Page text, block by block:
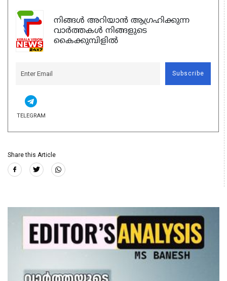
നിങ്ങൾ അറിയാൻ ആഗ്രഹിക്കുന്ന
വാർത്തകൾ നിങ്ങളുടെ
കൈക്കുമ്പിളിൽ
Subscribe
TELEGRAM
Share this Article